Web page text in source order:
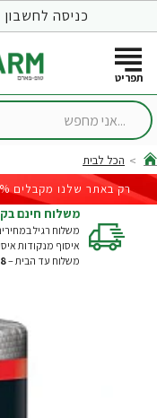
כניסה לחשבון
...אני
home
הכל לבית
רק באתר שלנו מקבלים 5% הנחה על הקנייה הבאה |
משלוח חינם בקניה מעל 400 ש"ח |
משלוח רגיל
איסוף מנקודות
משלוח עד הבית –